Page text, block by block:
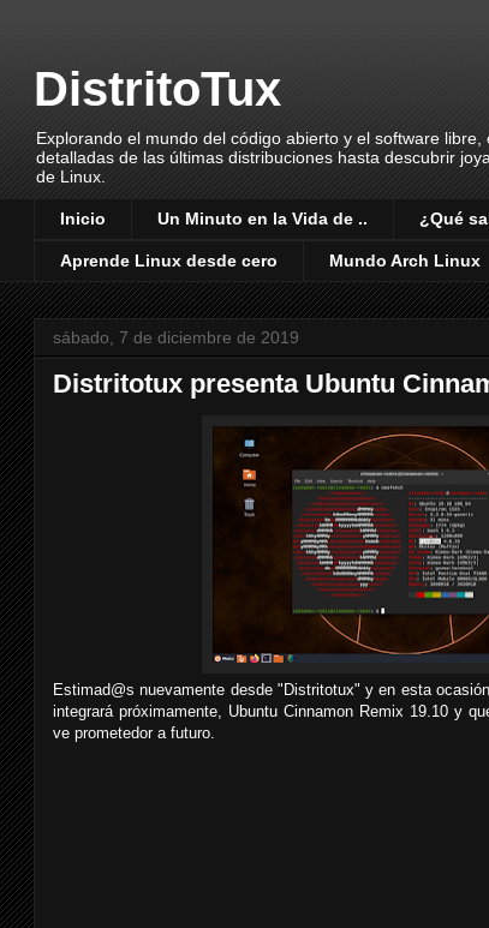
DistritoTux
Explorando el mundo del código abierto y el software
detalladas de las últimas distribuciones hasta descubrir
de Linux.
Inicio Un Minuto en la Vida de .. ¿Qué
Aprende Linux desde cero Mundo Arch Linux
sábado, 7 de diciembre de 2019
Distritotux presenta Ubuntu
Estimad@s nuevamente desde "Distritotux" y en esta
integrará próximamente, Ubuntu Cinnamon Remix 19.10 y
ve prometedor a futuro.